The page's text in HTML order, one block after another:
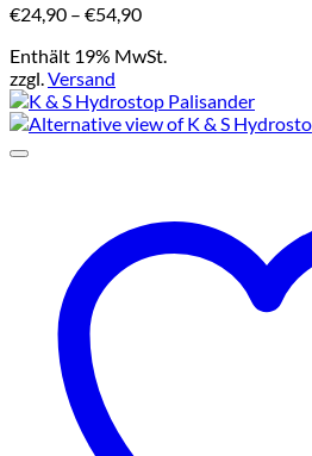
auf.
Die
Optionen
können
auf
der
Produktseite
€24,90 – €54,90Preisspanne:
bis
Enthält 19% MwSt.
zzgl.Versand